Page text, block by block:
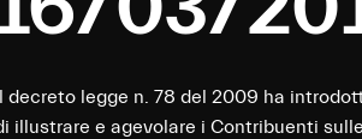
decreto legge n. 78 del 2009 ha
illustrare e agevolare i Contribuenti